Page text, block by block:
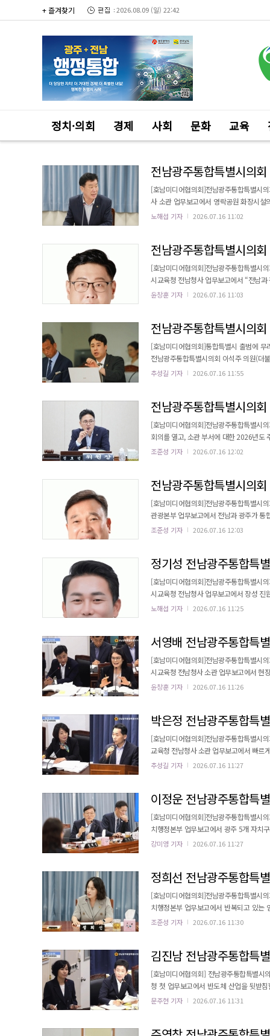
+ 즐겨찾기 2026.08.09 (일) 22:42
정치·의회 경제 사회 문화 교육
[호남미디어협의회]전남광주통합특별시
사 소관 업무보고에서 영락공원 화장시설
화된 운영기준을 조속히 마련해야 한다고 촉구했다. 영락공원은 현재 11기의 화장시설을 운영
노해섭 기자 2026.07.16 11:02
[호남미디어협의회]전남광주통합특별시
시교육청 전남청사 업무보고에서 “전남
져서는 안 된다”고 지적했다. 전남광주통합특별시 출범 이전부터 전남 지역은 초등 3학년~중학교 2학년을 대상으로
윤창훈 기자 2026.07.16 11:03
[호남미디어협의회]통합특별시 출범에
전남광주통합특별시의회 이석주 의원(
에서 “현재 추진 중인 ‘AI 마스터플랜 용
추성길 기자 2026.07.16 11:55
[호남미디어협의회]전남광주통합특별시
회의를 열고, 소관 부서에 대한 2026년도
다. 위원회는 업무보고를 통해 통합 전 지역별로 달리 운영되던 사업과 지원 기준을 면밀히 점검하고, 광주와 전남 어느
조준성 기자 2026.07.16 12:02
[호남미디어협의회]전남광주통합특별시
관광본부 업무보고에서 전남과 광주가
관광 활성화 방안 마련을 주문했다. 김 의원은 “전남은 세계인이 모여드는 관광ㆍ스포츠 중심도시를, 광주는 다시 찾는
조준성 기자 2026.07.16 12:03
[호남미디어협의회]전남광주통합특별시
시교육청 전남청사 업무보고에서 장성
으나 학교 신설이 지연되는 문제를 우려했다. 전남광주통합특별시교육청에 요구한 자료에 따르면 첨단3지구에
노해섭 기자 2026.07.16 11:25
[호남미디어협의회]전남광주통합특별시
시교육청 전남청사 소관 업무보고에서 현
록 교육청 차원의 법률·행정 지원체계를 마련해야 한다고 촉구했다. 서
윤창훈 기자 2026.07.16 11:26
[호남미디어협의회]전남광주통합특별시
교육청 전남청사 소관 업무보고에서 빠르
있도록 대입 연계방안을 마련해야 한다고 촉구했다. 박 의원은 전남의 IB 운영학교가 초기 4
추성길 기자 2026.07.16 11:27
[호남미디어협의회]전남광주통합특별시
치행정본부 업무보고에서 광주 5개 자치
정책 혼선 가능성을 우려하며 신중한 검토를 주문했다. 이정운 의원은 최근 지역 언론에
강미영 기자 2026.07.16 11:27
[호남미디어협의회]전남광주통합특별시
치행정본부 업무보고에서 반복되고 있는
민관합동 대응체계 마련을 촉구했다. 정희선 의원은 "2022년부터 네 차례나 실태조사를 했고 올해 4월부터 합동조사
조준성 기자 2026.07.16 11:30
[호남미디어협의회] 전남광주통합특별시
청 첫 업무보고에서 반도체 산업을 뒷받
다. 김 의원은 "삼성전자와 SK하이닉스를 중심으로 대규모 반도체 산업투자가 추진되고 있지만, 전남·광주에는 반도
문주현 기자 2026.07.16 11:31